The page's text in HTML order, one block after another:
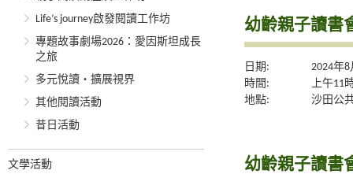
Life’s journey啟發閱讀工作坊
專題故事劇場2026：愛因斯坦成長
之旅
多元悅讀‧擴展視界
其他閱讀活動
昔日活動
文學活動
幼齡親子讀書
日期:
2024年
時間:
上午11
地點:
沙田公
幼齡親子讀書